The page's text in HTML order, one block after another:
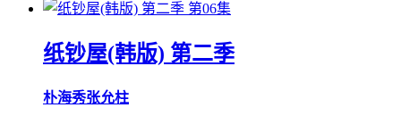
第06集
纸钞屋(韩版) 第二季
朴海秀张允柱